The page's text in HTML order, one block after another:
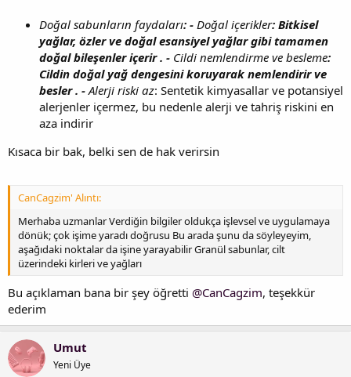
Doğal sabunların faydaları: - Doğal içerikler: Bitkisel
yağlar, özler ve doğal esansiyel yağlar gibi tamamen
doğal bileşenler içerir . - Cildi nemlendirme ve besleme:
Cildin doğal yağ dengesini koruyarak nemlendirir ve
besler . - Alerji riski az: Sentetik kimyasallar ve potansiyel
alerjenler içermez, bu nedenle alerji ve tahriş riskini en
aza indirir
Kısaca bir bak, belki sen de hak verirsin
CanCagzim' Alıntı:
Merhaba uzmanlar Verdiğin bilgiler oldukça işlevsel ve uygulamaya
dönük; çok işime yaradı doğrusu Bu arada şunu da söyleyeyim,
aşağıdaki noktalar da işine yarayabilir Granül sabunlar, cilt
üzerindeki kirleri ve yağları
Bu açıklaman bana bir şey öğretti @CanCagzim, teşekkür
ederim
Umut
Yeni Üye